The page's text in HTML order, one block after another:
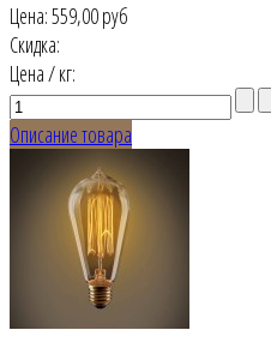
Цена:559,00 руб
Скидка:
Цена / кг:
Описание товара